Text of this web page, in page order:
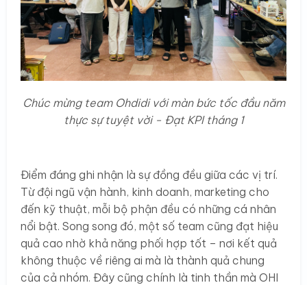
Chúc mừng team Ohdidi với màn bức tốc đầu năm
thực sự tuyệt vời - Đạt KPI tháng 1
Điểm đáng ghi nhận là sự đồng đều giữa các vị trí.
Từ đội ngũ vận hành, kinh doanh, marketing cho
đến kỹ thuật, mỗi bộ phận đều có những cá nhân
nổi bật. Song song đó, một số team cũng đạt hiệu
quả cao nhờ khả năng phối hợp tốt – nơi kết quả
không thuộc về riêng ai mà là thành quả chung
của cả nhóm. Đây cũng chính là tinh thần mà OHI